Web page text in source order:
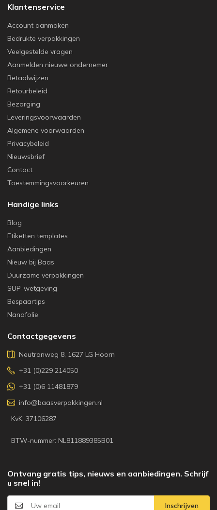
Klantenservice
Account aanmaken
Bedrukte verpakkingen
Veelgestelde vragen
Aanmelden nieuwe ondernemer
Betaalwijzen
Retourbeleid
Bezorging
Leveringsvoorwaarden
Algemene voorwaarden
Privacybeleid
Nieuwsbrief
Contact
Toestemmingsvoorkeuren
Handige links
Blog
Etiketten templates
Aanbiedingen
Nieuw bij Baas
Duurzame verpakkingen
SUP-wetgeving
Bespaartips
Nanofolie
Contactgegevens
Neutronweg 8, 1627 LG Hoorn
+31 (0)229 214050
+31 (0)6 11481879
info@baasverpakkingen.nl
KvK: 37106287
BTW-nummer: NL811889385B01
Ontvang gratis tips, nieuws en aanbiedingen. Schrijf
u snel in!
Inschrijven